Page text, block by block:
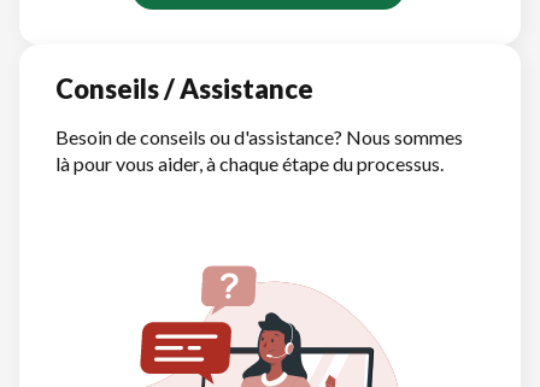
Conseils / Assistance
Besoin de conseils ou d'assistance? Nous sommes
là pour vous aider, à chaque étape du processus.